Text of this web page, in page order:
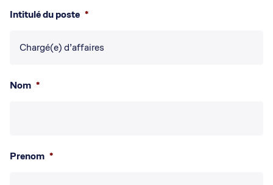
Intitulé du poste *
Nom *
Prenom *